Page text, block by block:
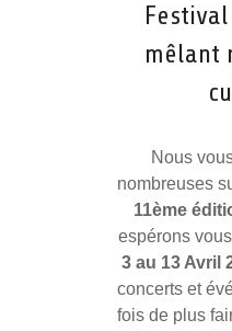
mêlant
Nous
nombreuses
11ème
espérons
3 au 13 Avril
concerts et
fois de plus